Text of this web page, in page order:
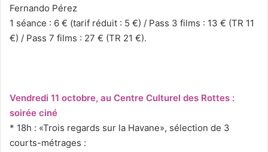
Fernando Pérez
1 séance : 6 € (tarif réduit : 5 €) / Pass 3 films : 13 € (TR 11
€) / Pass 7 films : 27 € (TR 21 €).
Vendredi 11 octobre, au Centre Culturel des Rottes :
soirée ciné
* 18h : «Trois regards sur la Havane», sélection de 3
courts-métrages :